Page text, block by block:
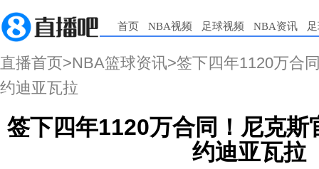
首页 NBA视频 足球视频 NBA资讯
直播首页>NBA篮球资讯>签下四年1120万合
约迪亚瓦拉
签下四年1120万合同！尼克斯
约迪亚瓦拉